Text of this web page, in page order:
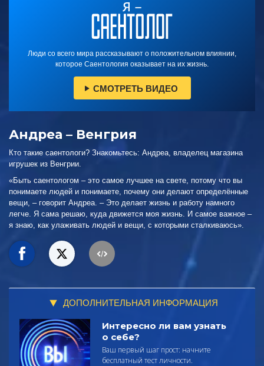
Люди со всего мира рассказывают о положительном влиянии,
которое Саентология оказывает на их жизнь.
СМОТРЕТЬ ВИДЕО
Андреа – Венгрия
Кто такие саентологи? Знакомьтесь: Андреа, владелец магазина
игрушек из Венгрии.
«Быть саентологом – это самое лучшее на свете, потому что вы
понимаете людей и понимаете, почему они делают определённые
вещи, – говорит Андреа. – Это делает жизнь и работу намного
легче. Я сама решаю, куда движется моя жизнь. И самое важное –
я знаю, как улаживать людей и вещи, с которыми сталкиваюсь».
ДОПОЛНИТЕЛЬНАЯ ИНФОРМАЦИЯ
Интересно ли вам узнать
о себе?
Ваш первый шаг прост: начните
бесплатный тест личности.